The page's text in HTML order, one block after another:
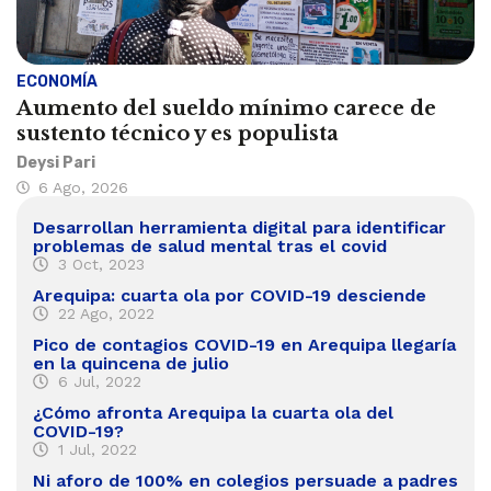
ECONOMÍA
Aumento del sueldo mínimo carece de
sustento técnico y es populista
Deysi Pari
6 Ago, 2026
Desarrollan herramienta digital para identificar
problemas de salud mental tras el covid
3 Oct, 2023
Arequipa: cuarta ola por COVID-19 desciende
22 Ago, 2022
Pico de contagios COVID-19 en Arequipa llegaría
en la quincena de julio
6 Jul, 2022
¿Cómo afronta Arequipa la cuarta ola del
COVID-19?
1 Jul, 2022
Ni aforo de 100% en colegios persuade a padres